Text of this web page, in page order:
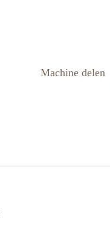
Machine delen